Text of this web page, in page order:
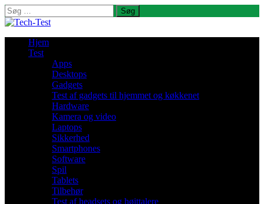
Søg
efter:
Hjem
Test
Apps
Desktops
Gadgets
Test af gadgets til hjemmet og køkkenet
Hardware
Kamera og video
Laptops
Sikkerhed
Smartphones
Software
Spil
Tablets
Tilbehør
Test af headsets og højttalere